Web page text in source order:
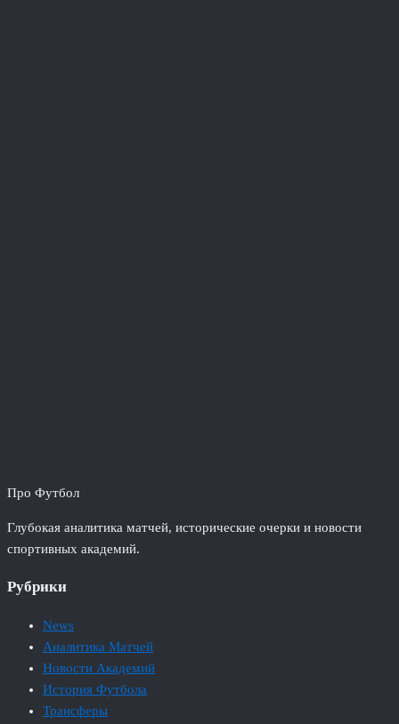
Про Футбол
Глубокая аналитика матчей, исторические очерки и новости
спортивных академий.
Рубрики
News
Аналитика Матчей
Новости Академий
История Футбола
Трансферы